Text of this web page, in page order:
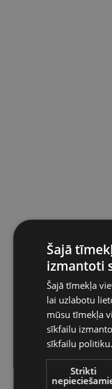
Šajā
izmantoti
Šajā tīmekļa
lai uzlabotu
mūsu tīmekļa
sīkfailu
sīkfailu politiku.
Strikti